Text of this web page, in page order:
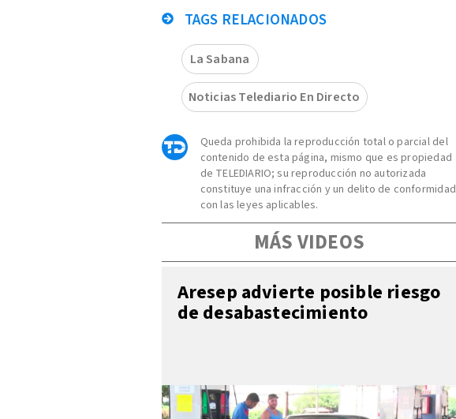
TAGS RELACIONADOS
La Sabana
Noticias Telediario En Directo
Queda prohibida la reproducción total o parcial del
contenido de esta página, mismo que es propiedad
de TELEDIARIO; su reproducción no autorizada
constituye una infracción y un delito de conformidad
con las leyes aplicables.
MÁS VIDEOS
Aresep advierte posible riesgo
de desabastecimiento